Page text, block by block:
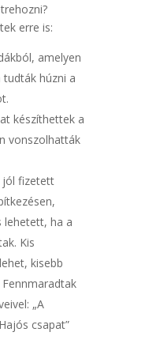
erre is:
amelyen
húzni a
készíthettek a
vonszolhatták
jól fizetett
lehetett, ha a
Kis
kisebb
„A
csapat”